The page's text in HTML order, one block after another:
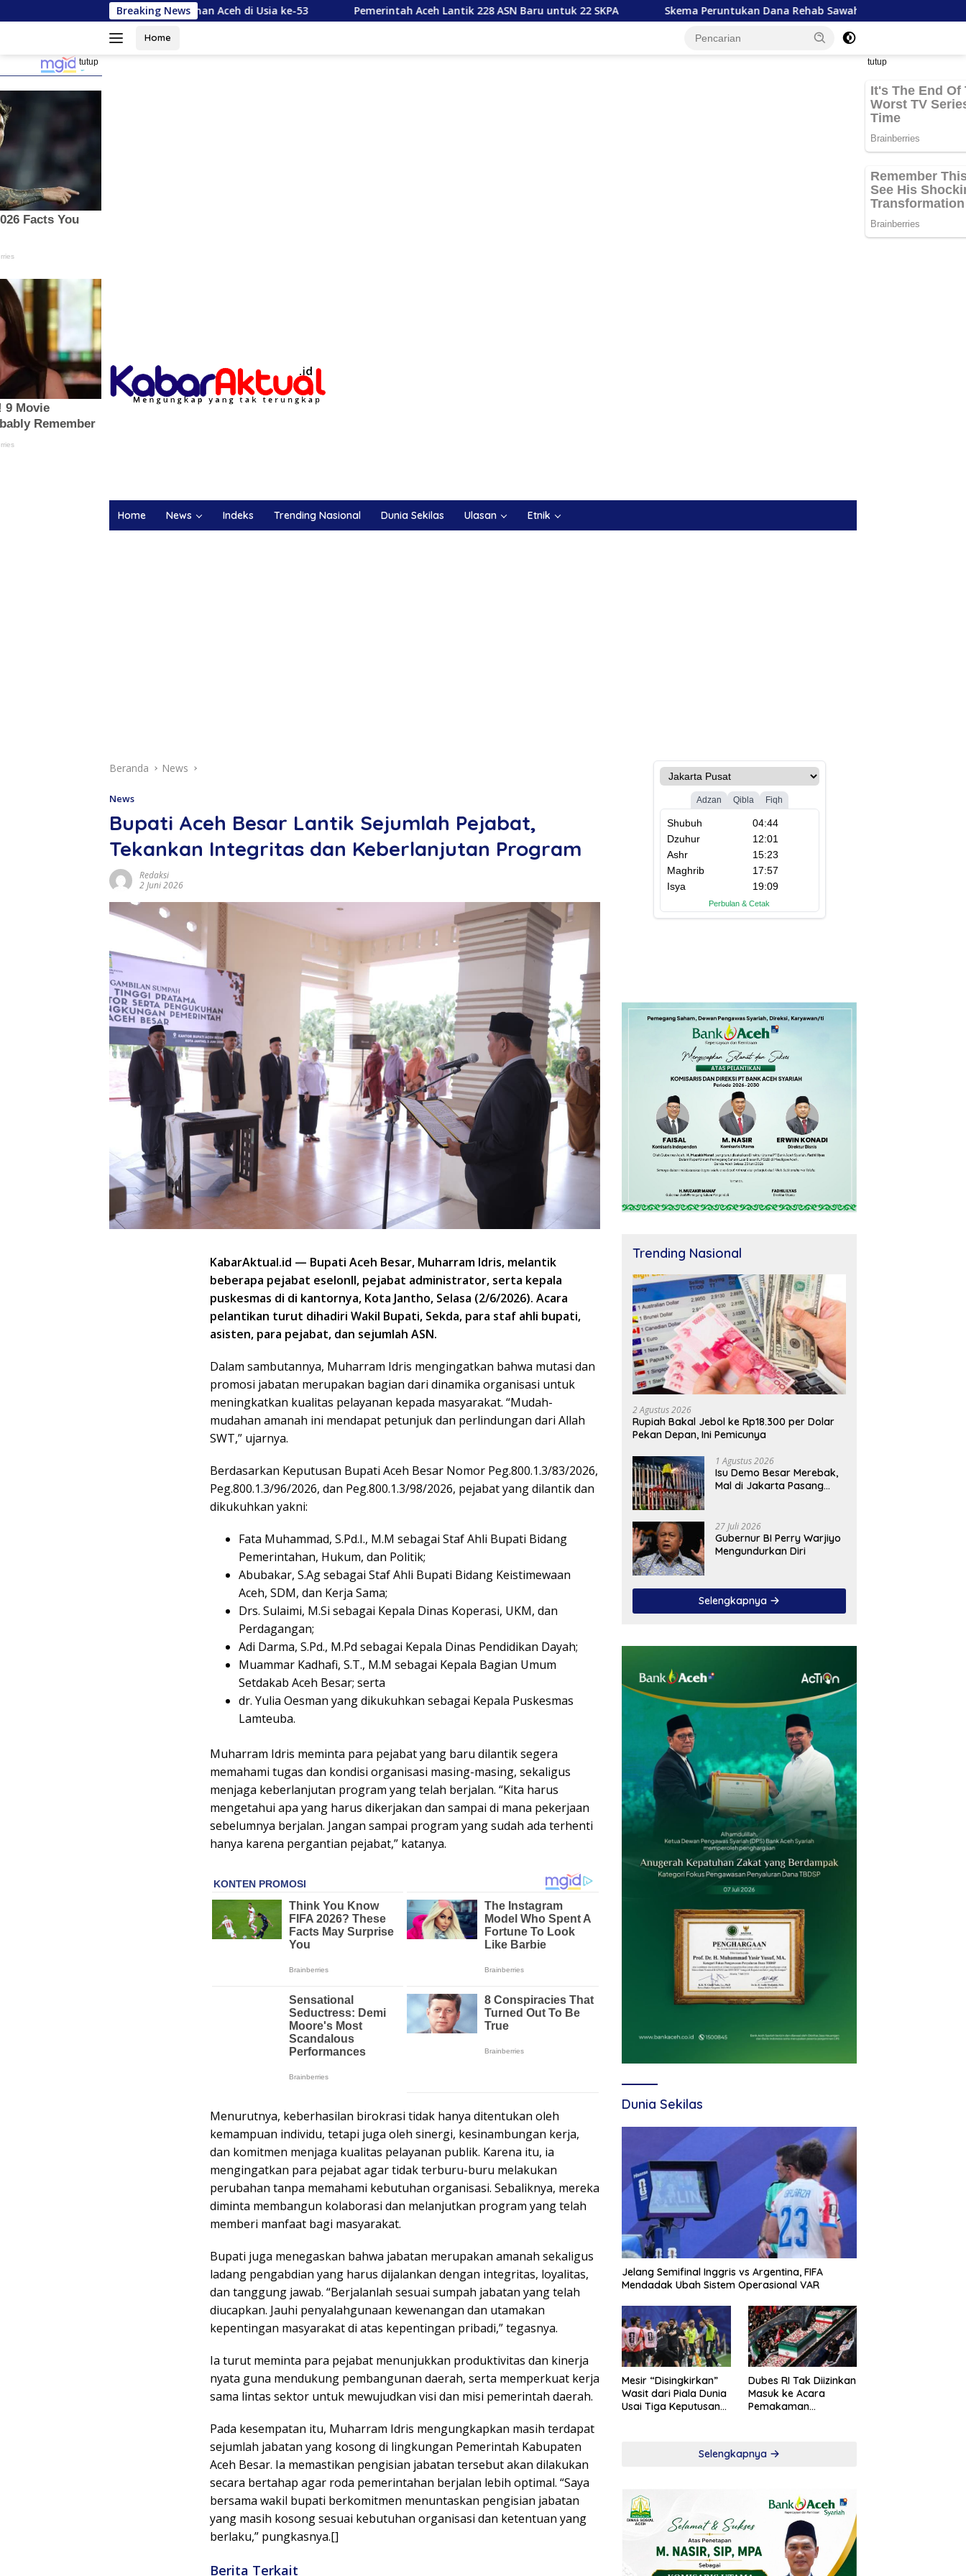
ke
Breaking News
Pembangunan Aceh di Usia ke-53 Pemerintah Aceh Lantik 228 ASN Baru untuk 22 SKPA Skema Peruntukan Dana Rehab Sawah Korban Bencana
Home
tutup tutup
Home News Indeks Trending Nasional Dunia Sekilas Ulasan Etnik
Beranda News
News
Bupati Aceh Besar Lantik Sejumlah Pejabat,
Tekankan Integritas dan Keberlanjutan Program
Redaksi
2 Juni 2026
KabarAktual.id — Bupati Aceh Besar, Muharram Idris, melantik
beberapa pejabat eselonII, pejabat administrator, serta kepala
puskesmas di di kantornya, Kota Jantho, Selasa (2/6/2026). Acara
pelantikan turut dihadiri Wakil Bupati, Sekda, para staf ahli bupati,
asisten, para pejabat, dan sejumlah ASN.
Dalam sambutannya, Muharram Idris mengingatkan bahwa mutasi dan
promosi jabatan merupakan bagian dari dinamika organisasi untuk
meningkatkan kualitas pelayanan kepada masyarakat. “Mudah-
mudahan amanah ini mendapat petunjuk dan perlindungan dari Allah
SWT,” ujarnya.
Berdasarkan Keputusan Bupati Aceh Besar Nomor Peg.800.1.3/83/2026,
Peg.800.1.3/96/2026, dan Peg.800.1.3/98/2026, pejabat yang dilantik dan
dikukuhkan yakni:
Fata Muhammad, S.Pd.I., M.M sebagai Staf Ahli Bupati Bidang
Pemerintahan, Hukum, dan Politik;
Abubakar, S.Ag sebagai Staf Ahli Bupati Bidang Keistimewaan
Aceh, SDM, dan Kerja Sama;
Drs. Sulaimi, M.Si sebagai Kepala Dinas Koperasi, UKM, dan
Perdagangan;
Adi Darma, S.Pd., M.Pd sebagai Kepala Dinas Pendidikan Dayah;
Muammar Kadhafi, S.T., M.M sebagai Kepala Bagian Umum
Setdakab Aceh Besar; serta
dr. Yulia Oesman yang dikukuhkan sebagai Kepala Puskesmas
Lamteuba.
Muharram Idris meminta para pejabat yang baru dilantik segera
memahami tugas dan kondisi organisasi masing-masing, sekaligus
menjaga keberlanjutan program yang telah berjalan. “Kita harus
mengetahui apa yang harus dikerjakan dan sampai di mana pekerjaan
sebelumnya berjalan. Jangan sampai program yang sudah ada terhenti
hanya karena pergantian pejabat,” katanya.
Menurutnya, keberhasilan birokrasi tidak hanya ditentukan oleh
kemampuan individu, tetapi juga oleh sinergi, kesinambungan kerja,
dan komitmen menjaga kualitas pelayanan publik. Karena itu, ia
mengingatkan para pejabat agar tidak terburu-buru melakukan
perubahan tanpa memahami kebutuhan organisasi. Sebaliknya, mereka
diminta membangun kolaborasi dan melanjutkan program yang telah
memberi manfaat bagi masyarakat.
Bupati juga menegaskan bahwa jabatan merupakan amanah sekaligus
ladang pengabdian yang harus dijalankan dengan integritas, loyalitas,
dan tanggung jawab. “Berjalanlah sesuai sumpah jabatan yang telah
diucapkan. Jauhi penyalahgunaan kewenangan dan utamakan
kepentingan masyarakat di atas kepentingan pribadi,” tegasnya.
Ia turut meminta para pejabat menunjukkan produktivitas dan kinerja
nyata guna mendukung pembangunan daerah, serta memperkuat kerja
sama lintas sektor untuk mewujudkan visi dan misi pemerintah daerah.
Pada kesempatan itu, Muharram Idris mengungkapkan masih terdapat
sejumlah jabatan yang kosong di lingkungan Pemerintah Kabupaten
Aceh Besar. Ia memastikan pengisian jabatan tersebut akan dilakukan
secara bertahap agar roda pemerintahan berjalan lebih optimal. “Saya
bersama wakil bupati berkomitmen menuntaskan pengisian jabatan
yang masih kosong sesuai kebutuhan organisasi dan ketentuan yang
berlaku,” pungkasnya.[]
Berita Terkait
Trending Nasional
2 Agustus 2026
Rupiah Bakal Jebol ke Rp18.300 per Dolar
Pekan Depan, Ini Pemicunya
1 Agustus 2026
Isu Demo Besar Merebak,
Mal di Jakarta Pasang
27 Juli 2026
Gubernur BI Perry Warjiyo
Mengundurkan Diri
Selengkapnya
Dunia Sekilas
Jelang Semifinal Inggris vs Argentina, FIFA
Mendadak Ubah Sistem Operasional VAR
Mesir “Disingkirkan”
Wasit dari Piala Dunia
Usai Tiga Keputusan
Dubes RI Tak Diizinkan
Masuk ke Acara
Pemakaman
Selengkapnya